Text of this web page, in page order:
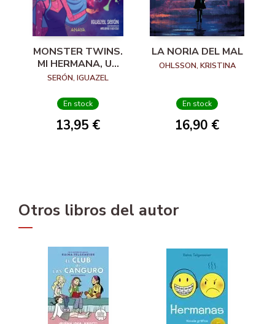
MONSTER TWINS.
MI HERMANA, UN
ZOMBI Y YO
SERÓN, IGUAZEL
En stock
13,95 €
LA NORIA DEL MAL
OHLSSON, KRISTINA
En stock
16,90 €
Otros libros del autor